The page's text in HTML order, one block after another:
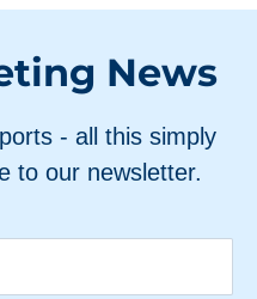
News
- all this simply
to our newsletter.